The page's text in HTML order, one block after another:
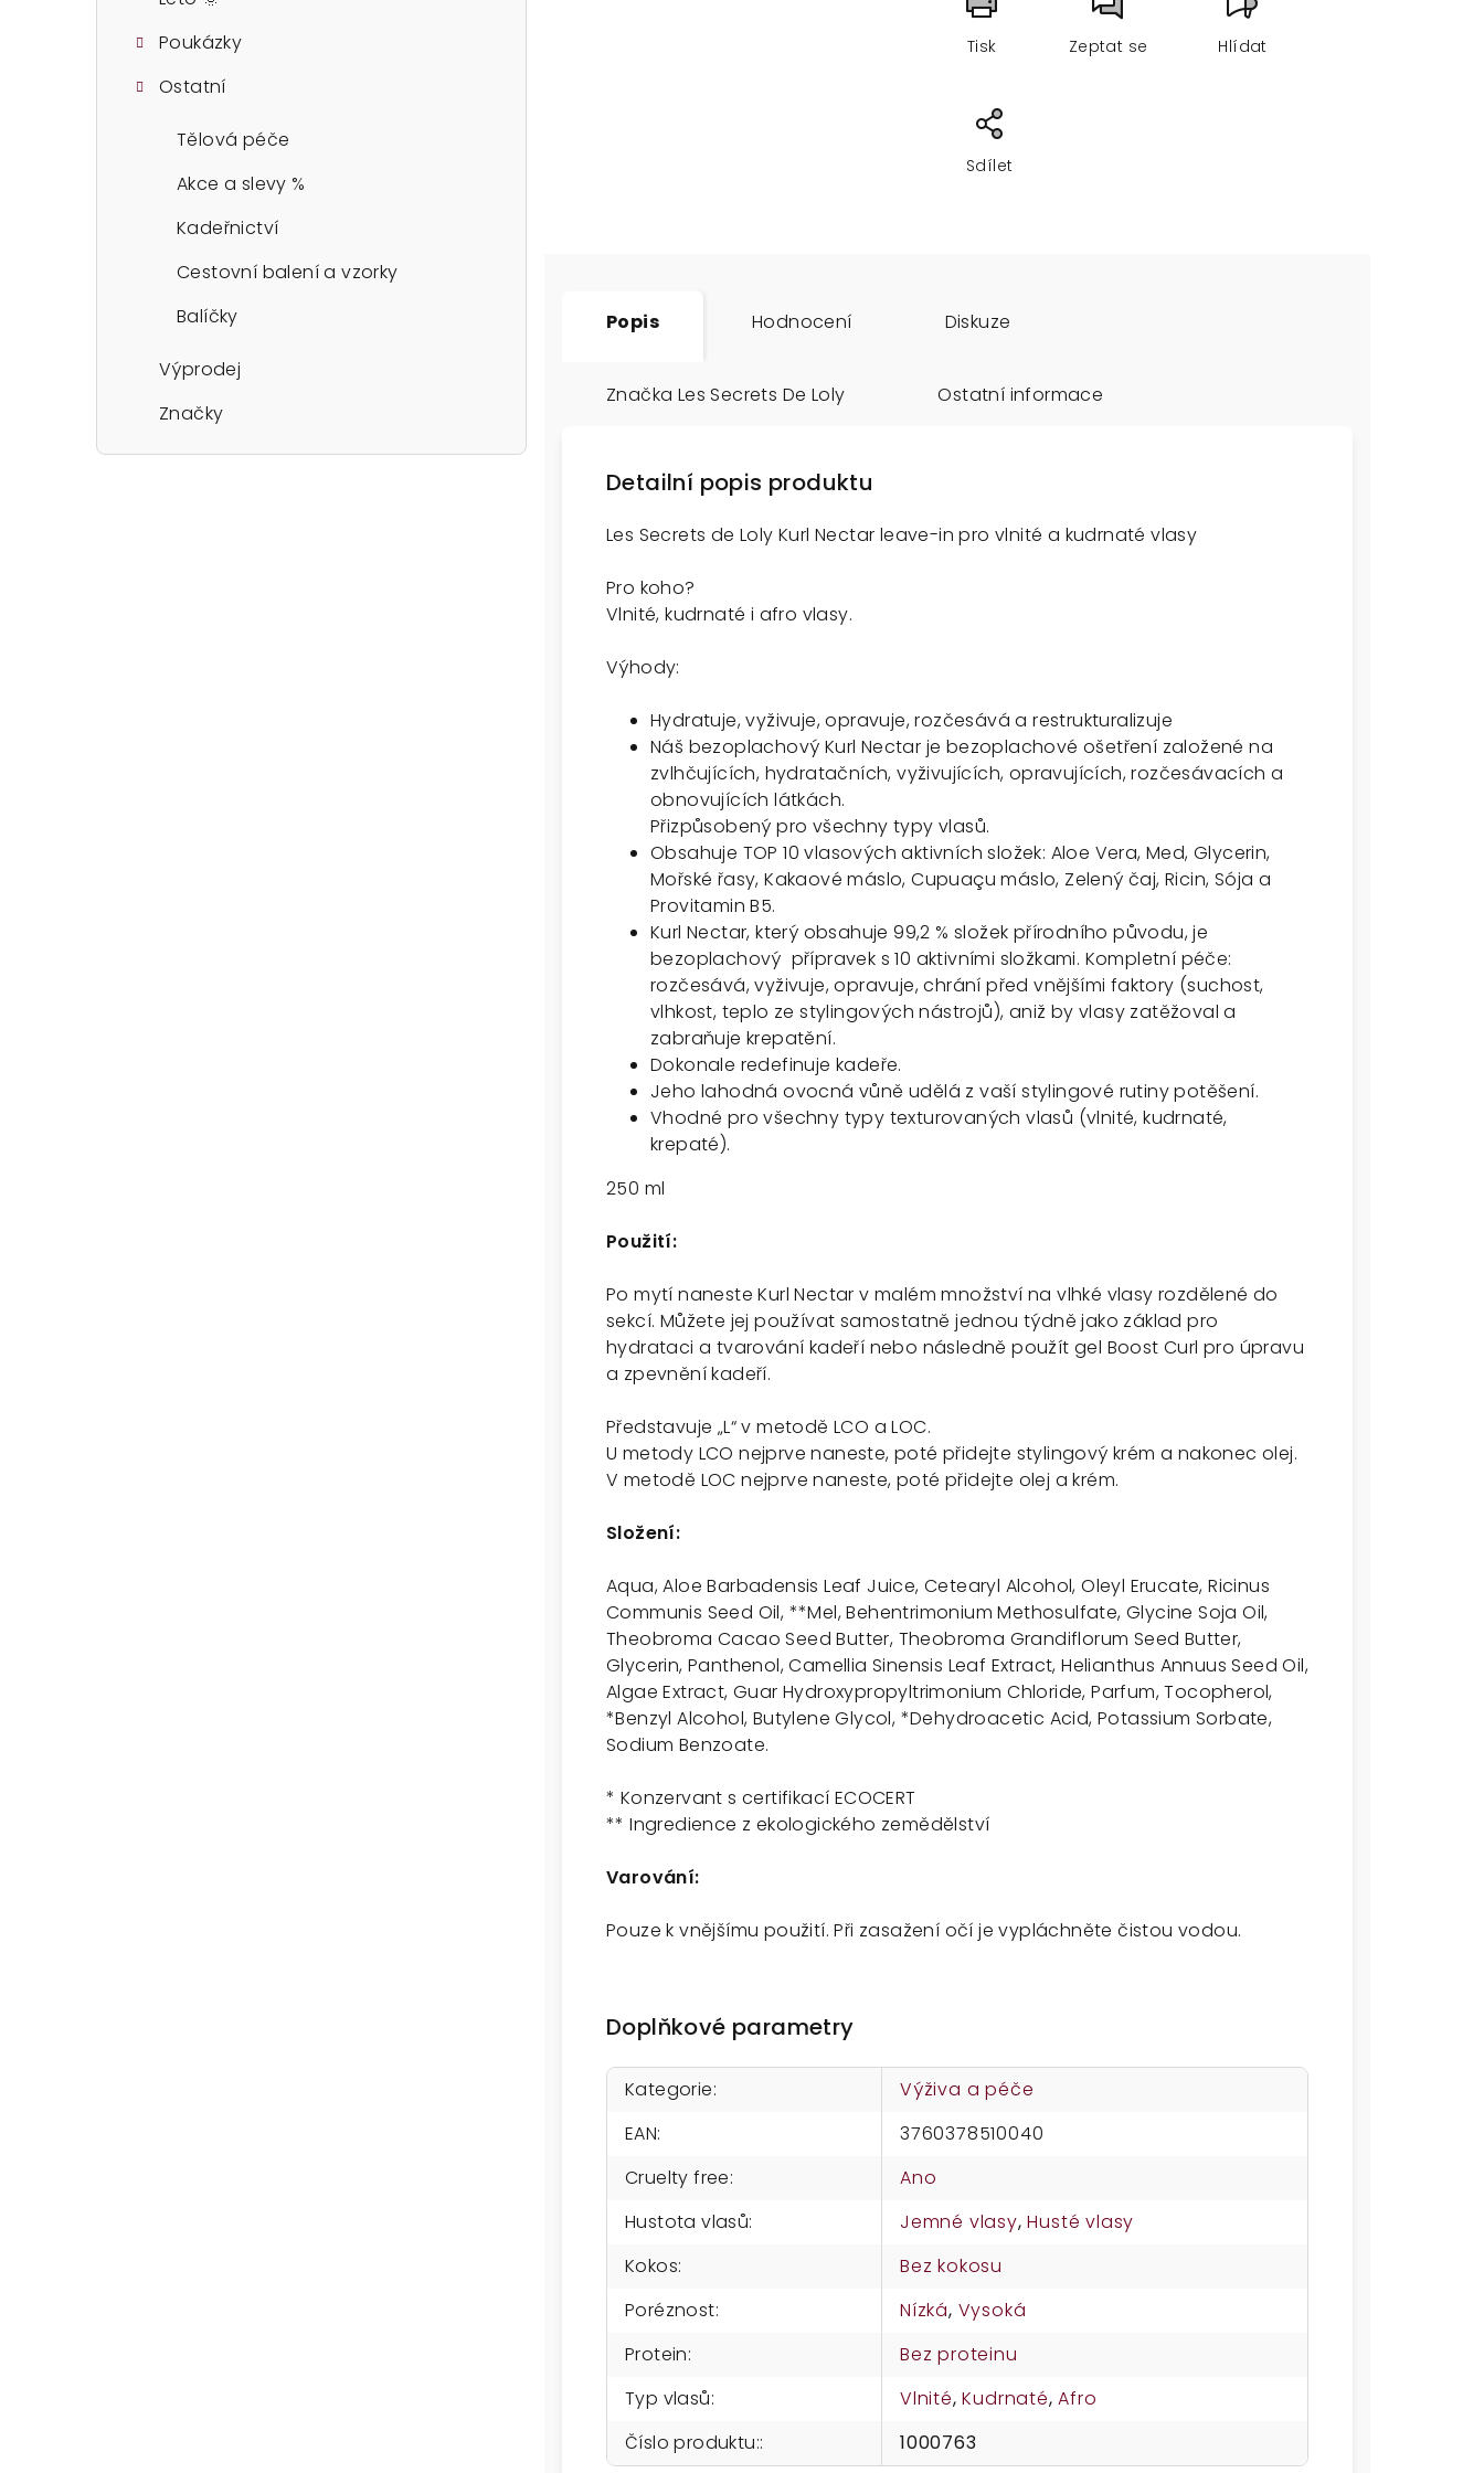
Poukázky
Ostatní
Tělová péče
Akce a slevy %
Kadeřnictví
Cestovní balení a vzorky
Balíčky
Výprodej
Značky
Tisk Zeptat se Hlídat
Sdílet
Popis Hodnocení Diskuze
Značka Les Secrets De Loly Ostatní informace
Detailní popis produktu
Les Secrets de Loly Kurl Nectar leave-in pro vlnité a kudrnaté vlasy
Pro koho?
Vlnité, kudrnaté i afro vlasy.
Výhody:
Hydratuje, vyživuje, opravuje, rozčesává a restrukturalizuje
Náš bezoplachový Kurl Nectar je bezoplachové ošetření založené na
zvlhčujících, hydratačních, vyživujících, opravujících, rozčesávacích a
obnovujících látkách.
Přizpůsobený pro všechny typy vlasů.
Obsahuje TOP 10 vlasových aktivních složek: Aloe Vera, Med, Glycerin,
Mořské řasy, Kakaové máslo, Cupuaçu máslo, Zelený čaj, Ricin, Sója a
Provitamin B5.
Kurl Nectar, který obsahuje 99,2 % složek přírodního původu, je
bezoplachový přípravek s 10 aktivními složkami. Kompletní péče:
rozčesává, vyživuje, opravuje, chrání před vnějšími faktory (suchost,
vlhkost, teplo ze stylingových nástrojů), aniž by vlasy zatěžoval a
zabraňuje krepatění.
Dokonale redefinuje kadeře.
Jeho lahodná ovocná vůně udělá z vaší stylingové rutiny potěšení.
Vhodné pro všechny typy texturovaných vlasů (vlnité, kudrnaté,
krepaté).
250 ml
Použití:
Po mytí naneste Kurl Nectar v malém množství na vlhké vlasy rozdělené do
sekcí. Můžete jej používat samostatně jednou týdně jako základ pro
hydrataci a tvarování kadeří nebo následně použít gel Boost Curl pro úpravu
a zpevnění kadeří.
Představuje „L“ v metodě LCO a LOC.
U metody LCO nejprve naneste, poté přidejte stylingový krém a nakonec olej.
V metodě LOC nejprve naneste, poté přidejte olej a krém.
Složení:
Aqua, Aloe Barbadensis Leaf Juice, Cetearyl Alcohol, Oleyl Erucate, Ricinus
Communis Seed Oil, **Mel, Behentrimonium Methosulfate, Glycine Soja Oil,
Theobroma Cacao Seed Butter, Theobroma Grandiflorum Seed Butter,
Glycerin, Panthenol, Camellia Sinensis Leaf Extract, Helianthus Annuus Seed Oil,
Algae Extract, Guar Hydroxypropyltrimonium Chloride, Parfum, Tocopherol,
*Benzyl Alcohol, Butylene Glycol, *Dehydroacetic Acid, Potassium Sorbate,
Sodium Benzoate.
* Konzervant s certifikací ECOCERT
** Ingredience z ekologického zemědělství
Varování:
Pouze k vnějšímu použití. Při zasažení očí je vypláchněte čistou vodou.
Doplňkové parametry
Kategorie:
Výživa a péče
EAN:
3760378510040
Cruelty free:
Ano
Hustota vlasů: Jemné vlasy,Husté vlasy
Kokos:
Bez kokosu
Poréznost: Nízká, Vysoká
Protein:
Bez proteinu
Typ vlasů: Vlnité,Kudrnaté,Afro
Číslo produktu:: 1000763